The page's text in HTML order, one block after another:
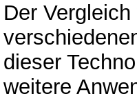
Der
dieser
weitere